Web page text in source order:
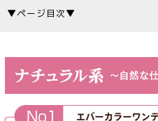
▼ページ目次▼